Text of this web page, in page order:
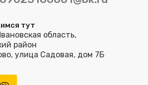
тут
область,
район
улица Садовая, дом 7Б